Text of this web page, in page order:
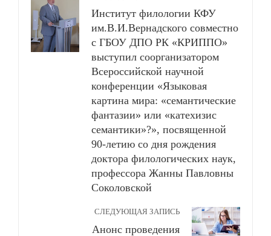
Институт филологии КФУ
им.В.И.Вернадского совместно
с ГБОУ ДПО РК «КРИППО»
выступил соорганизатором
Всероссийской научной
конференции «Языковая
картина мира: «семантические
фантазии» или «катехизис
семантики»?», посвященной
90-летию со дня рождения
доктора филологических наук,
профессора Жанны Павловны
Соколовской
СЛЕДУЮЩАЯ ЗАПИСЬ
Анонс проведения